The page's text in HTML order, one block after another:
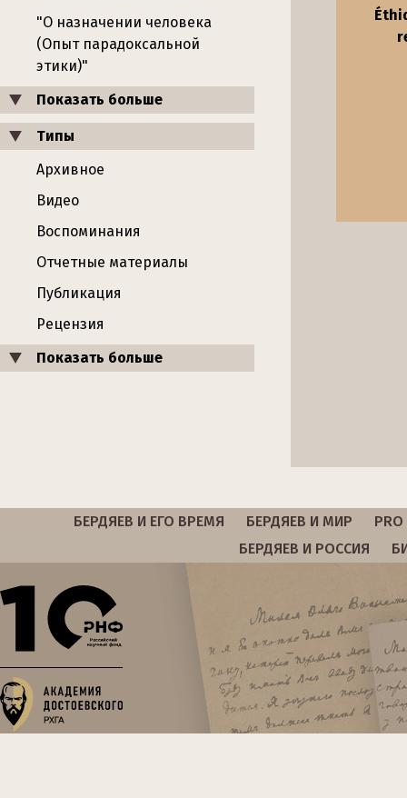
"О назначении человека
(Опыт парадоксальной
этики)"
Показать больше
Типы
Архивное
Видео
Воспоминания
Отчетные материалы
Публикация
Рецензия
Показать больше
БЕРДЯЕВ И ЕГО ВРЕМЯ БЕРДЯЕВ И МИР
PRO
БЕРДЯЕВ И РОССИЯ